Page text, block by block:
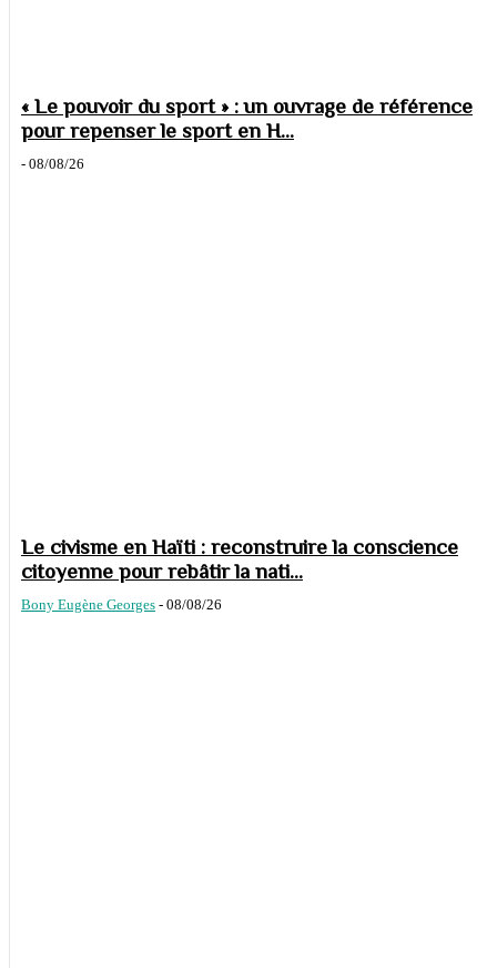
« Le pouvoir du sport » : un ouvrage de référence
pour repenser le sport en H...
- 08/08/26
Le civisme en Haïti : reconstruire la conscience
citoyenne pour rebâtir la nati...
Bony Eugène Georges - 08/08/26